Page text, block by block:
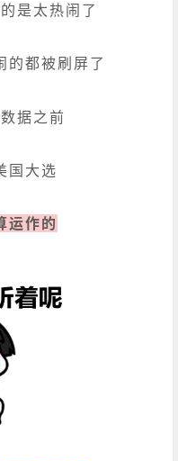
是太热闹了
的都被刷屏了
据之前
国大选
运作的